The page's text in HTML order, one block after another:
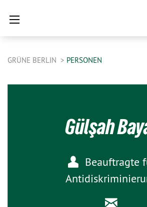
GRÜNE BERLIN PERSONEN
Gülşah
Beauftragte